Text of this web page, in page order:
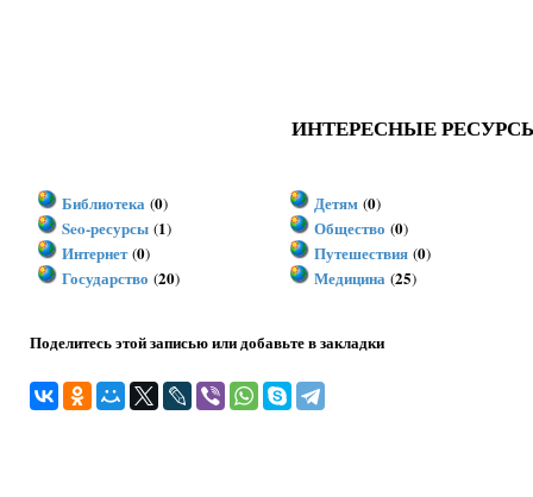
ИНТЕРЕСНЫЕ
Библиотека (0) Детям (0)
Seo-ресурсы (1) Общество (0)
Интернет(0) Путешествия (0)
Государство (20) Медицина (25)
Поделитесь этой записью или добавьте в закладки